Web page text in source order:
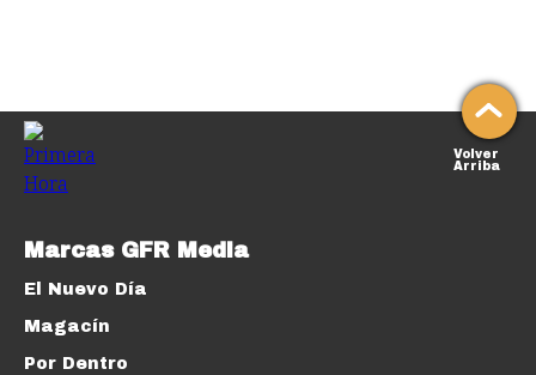
Volver
Arriba
Marcas GFR Media
El Nuevo Día
Magacín
Por Dentro